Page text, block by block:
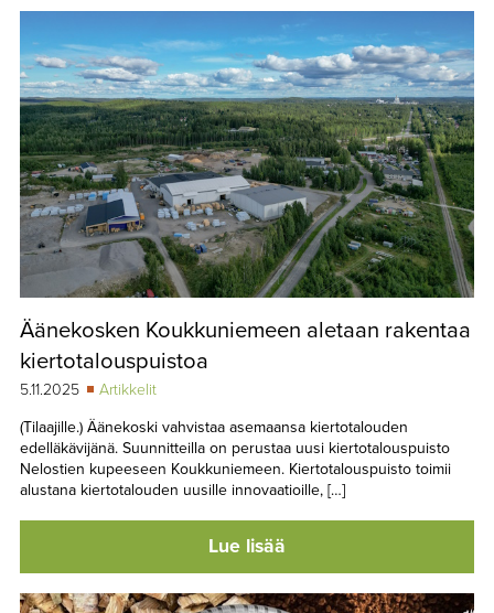
Äänekosken Koukkuniemeen aletaan rakentaa
kiertotalouspuistoa
5.11.2025
Artikkelit
(Tilaajille.) Äänekoski vahvistaa asemaansa kiertotalouden
edelläkävijänä. Suunnitteilla on perustaa uusi kiertotalouspuisto
Nelostien kupeeseen Koukkuniemeen. Kiertotalouspuisto toimii
alustana kiertotalouden uusille innovaatioille, […]
Lue lisää